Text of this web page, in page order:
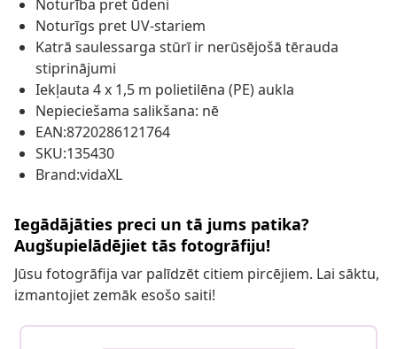
Noturība pret ūdeni
Noturīgs pret UV-stariem
Katrā saulessarga stūrī ir nerūsējošā tērauda
stiprinājumi
Iekļauta 4 x 1,5 m polietilēna (PE) aukla
Nepieciešama salikšana: nē
EAN:8720286121764
SKU:135430
Brand:vidaXL
Iegādājāties preci un tā jums patika?
Augšupielādējiet tās fotogrāfiju!
Jūsu fotogrāfija var palīdzēt citiem pircējiem. Lai sāktu,
izmantojiet zemāk esošo saiti!